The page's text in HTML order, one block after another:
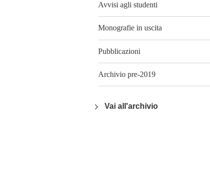
Avvisi agli studenti
Monografie in uscita
Pubblicazioni
Archivio pre-2019
Vai all'archivio